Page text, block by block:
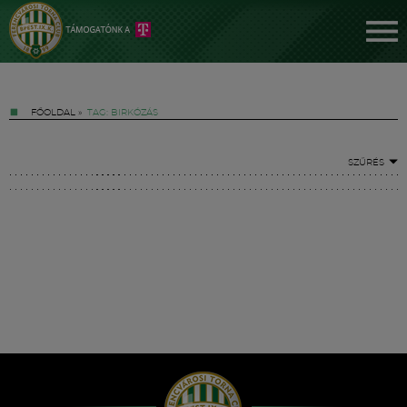
FŐOLDAL » TAG: BIRKÓZÁS
SZŰRÉS
Hírek